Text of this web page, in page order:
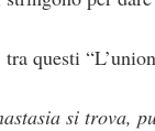
questi
si trova,